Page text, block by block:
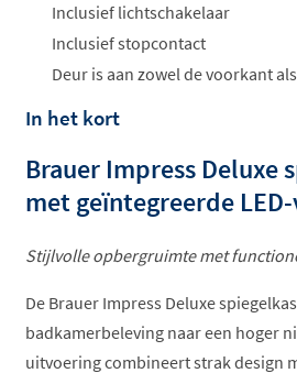
Inclusief lichtschakelaar
Inclusief stopcontact
Deur is aan zowel de voorkant
In het kort
Brauer Impress Deluxe
met geïntegreerde
Stijlvolle opbergruimte met
De Brauer Impress Deluxe
badkamerbeleving naar een hoger
uitvoering combineert strak design